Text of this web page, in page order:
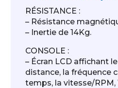
RÉSISTANCE :
– Résistance
– Inertie de 14Kg.
CONSOLE :
– Écran LCD affichant
distance, la fréquence
temps, la vitesse/